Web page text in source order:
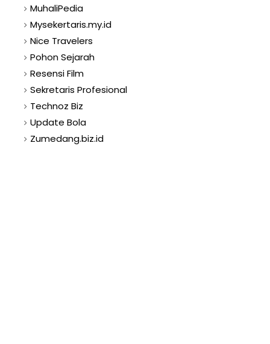
MuhaliPedia
Mysekertaris.my.id
Nice Travelers
Pohon Sejarah
Resensi Film
Sekretaris Profesional
Technoz Biz
Update Bola
Zumedang.biz.id